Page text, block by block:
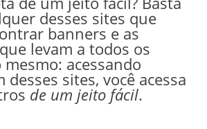
desses sites que
banners e as
levam a todos os
acessando
sites, você acessa
de um jeito fácil.